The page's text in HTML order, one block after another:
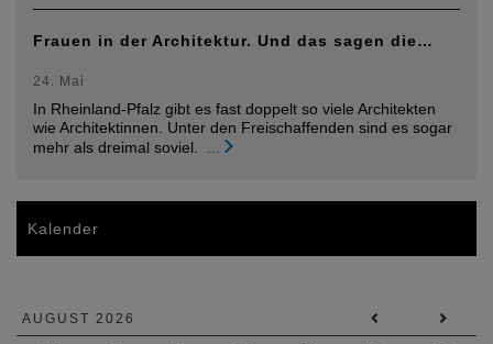
Frauen in der Architektur. Und das sagen die…
24. Mai
In Rheinland-Pfalz gibt es fast doppelt so viele Architekten
wie Architektinnen. Unter den Freischaffenden sind es sogar
mehr als dreimal soviel.
Kalender
AUGUST 2026